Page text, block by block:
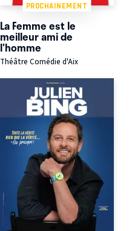
PROCHAINEMENT
La Femme est le
meilleur ami de
l'homme
Théâtre Comédie d'Aix